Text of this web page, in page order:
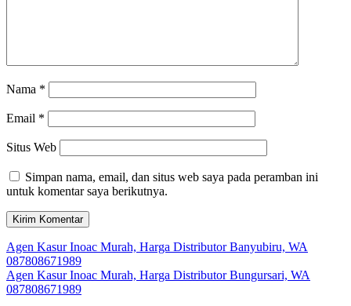
Nama *
Email *
Situs Web
Simpan nama, email, dan situs web saya pada peramban ini
untuk komentar saya berikutnya.
Navigasi
pos
Agen Kasur Inoac Murah, Harga Distributor Banyubiru, WA
087808671989
Agen Kasur Inoac Murah, Harga Distributor Bungursari, WA
087808671989